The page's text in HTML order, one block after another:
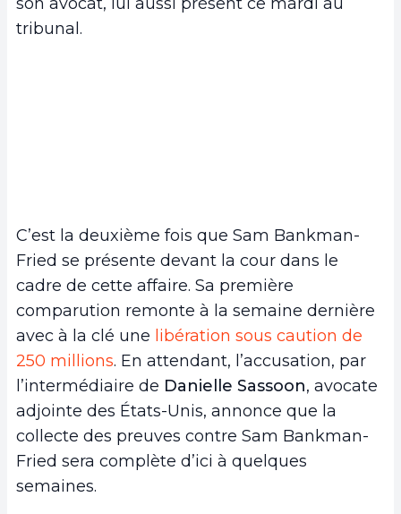
tribunal.
C’est la deuxième fois que Sam Bankman-
Fried se présente devant la cour dans le
cadre de cette affaire. Sa première
comparution remonte à la semaine dernière
avec à la clé une libération sous caution de
250 millions. En attendant, l’accusation, par
l’intermédiaire de Danielle Sassoon, avocate
adjointe des États-Unis, annonce que la
collecte des preuves contre Sam Bankman-
Fried sera complète d’ici à quelques
semaines.